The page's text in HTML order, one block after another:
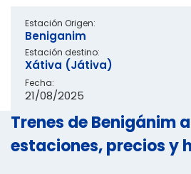
Estación Origen:
Beniganim
Estación destino:
Xátiva (Játiva)
Fecha:
21/08/2025
Trenes de Benigánim
estaciones, precios y